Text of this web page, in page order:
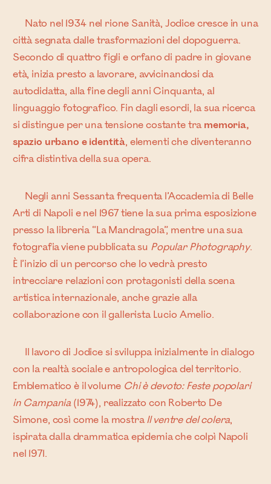
Nato nel 1934 nel rione Sanità, Jodice cresce in una
città segnata dalle trasformazioni del dopoguerra.
Secondo di quattro figli e orfano di padre in giovane
età, inizia presto a lavorare, avvicinandosi da
autodidatta, alla fine degli anni Cinquanta, al
linguaggio fotografico. Fin dagli esordi, la sua ricerca
si distingue per una tensione costante tra memoria,
spazio urbano e identità, elementi che diventeranno
cifra distintiva della sua opera.
Negli anni Sessanta frequenta l’Accademia di Belle
Arti di Napoli e nel 1967 tiene la sua prima esposizione
presso la libreria “La Mandragola”, mentre una sua
fotografia viene pubblicata su Popular Photography.
È l’inizio di un percorso che lo vedrà presto
intrecciare relazioni con protagonisti della scena
artistica internazionale, anche grazie alla
collaborazione con il gallerista Lucio Amelio.
Il lavoro di Jodice si sviluppa inizialmente in dialogo
con la realtà sociale e antropologica del territorio.
Emblematico è il volume Chi è devoto: Feste popolari
in Campania(1974), realizzato con Roberto De
Simone, così come la mostraIl ventre del colera,
ispirata dalla drammatica epidemia che colpì Napoli
nel 1971.